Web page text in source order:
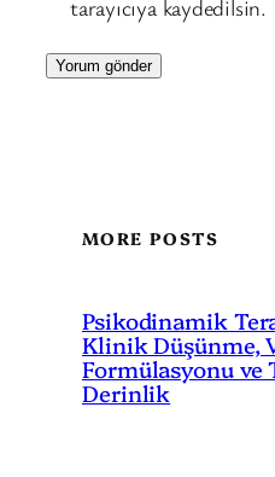
tarayıcıya kaydedilsin.
MORE POSTS
Psikodinamik
Klinik Düşünme,
Formülasyonu ve
Derinlik